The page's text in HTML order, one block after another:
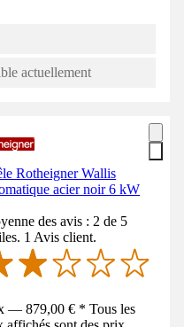
actuellement
Rotheigner Wallis
acier noir 6 kW
des avis : 2 de 5
1 Avis client.
— 879,00 € * Tous les